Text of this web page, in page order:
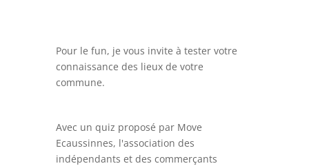
Pour le fun, je vous invite à tester votre
connaissance des lieux de votre
commune.
Avec un quiz proposé par Move
Ecaussinnes, l'association des
indépendants et des commerçants